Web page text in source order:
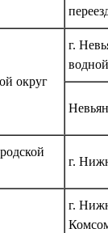
округ
г.
г.
г.